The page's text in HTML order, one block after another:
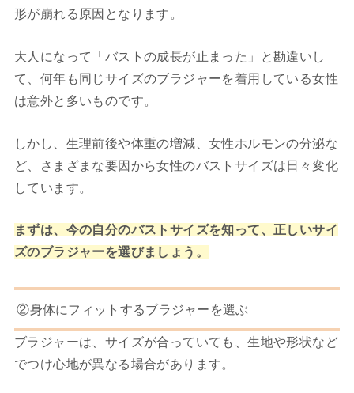
形が崩れる原因となります。
大人になって「バストの成長が止まった」と勘違いし
て、何年も同じサイズのブラジャーを着用している女性
は意外と多いものです。
しかし、生理前後や体重の増減、女性ホルモンの分泌な
ど、さまざまな要因から女性のバストサイズは日々変化
しています。
まずは、今の自分のバストサイズを知って、正しいサイ
ズのブラジャーを選びましょう。
②身体にフィットするブラジャーを選ぶ
ブラジャーは、サイズが合っていても、生地や形状など
でつけ心地が異なる場合があります。